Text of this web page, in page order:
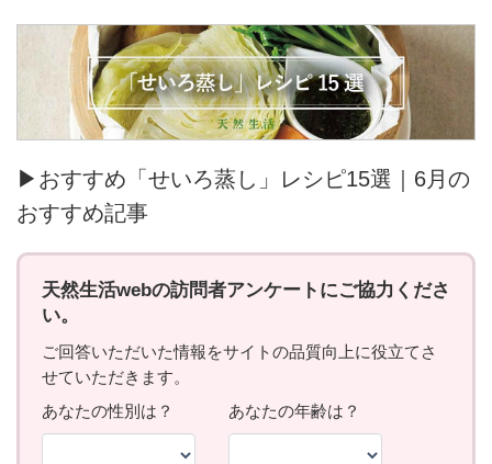
▶おすすめ「せいろ蒸し」レシピ15選｜6月の
おすすめ記事